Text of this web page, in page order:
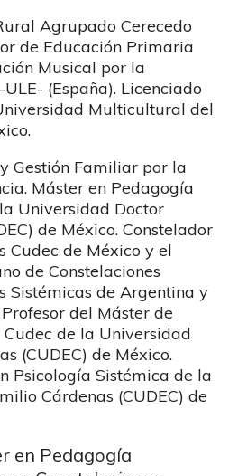
Agrupado Cerecedo
de Educación Primaria
Musical por la
(España). Licenciado
Multicultural del
Gestión Familiar por la
Máster en Pedagogía
Universidad Doctor
de México. Constelador
Cudec de México y el
de Constelaciones
Sistémicas de Argentina y
del Máster de
de la Universidad
(CUDEC) de México.
Psicología Sistémica de la
Cárdenas (CUDEC) de
en Pedagogía